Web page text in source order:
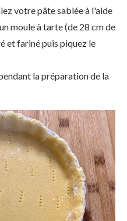
votre pâte sablée à l'aide
moule à tarte (de 28 cm de
et fariné puis piquez le
la préparation de la